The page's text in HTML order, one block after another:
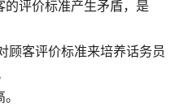
的评价标准产生矛盾，是
顾客评价标准来培养话务员